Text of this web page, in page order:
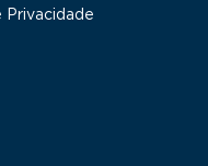
Privacidade